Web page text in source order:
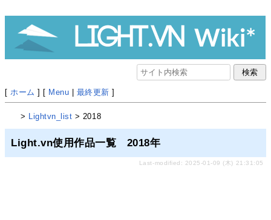
[ ホーム ] [ Menu 最終更新 ]
> Lightvn_list > 2018
Light.vn使用作品一覧 2018年
Last-modified: 2025-01-09 (木) 21:31:05